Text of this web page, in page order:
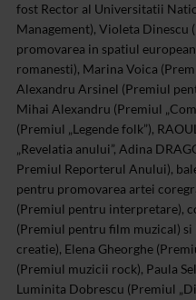
fost Rector al Universitatii
Management), Violeta
promovarea in spatiul
romanesti), Marina Voica
Alexandru Arsinel (Premiul
Mihai Alexandru (Premiul
(Premiul „Legende folk”),
„Revelatia anului”, Adina
Premiul Reporterul Anului),
pentru promovarea artei
(Premiul pentru interpretare),
(Premiul pentru film muzical)
creatie), Elena Gheorghe
(Premiul muzicii rock), Paula
Luminita Dobrescu (Premiul